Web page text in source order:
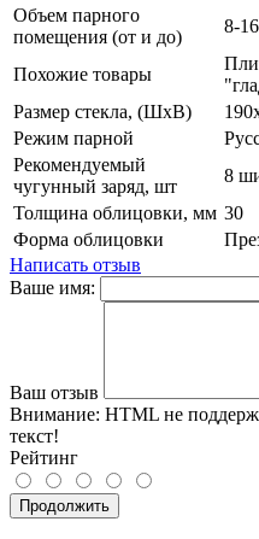
Объем парного
помещения (от и до)
8-16
Похожие товары
Размер стекла, (ШхВ)
Режим парной
Рекомендуемый
чугунный заряд, шт
8
Толщина облицовки, мм 30
Форма облицовки
Написать отзыв
Ваше имя:
Ваш отзыв
Внимание: HTML не
текст!
Рейтинг
Продолжить